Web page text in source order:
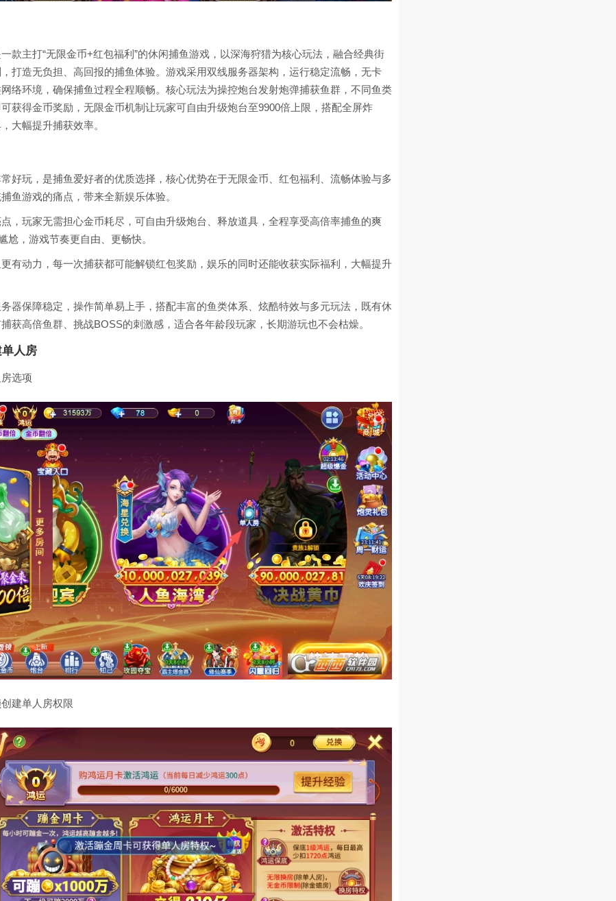
款主打“无限金币+红包福利”的休闲捕鱼游戏，以深海狩猎为核心玩法，融合经典街
打造无负担、高回报的捕鱼体验。游戏采用双线服务器架构，运行稳定流畅，无卡
络环境，确保捕鱼过程全程顺畅。核心玩法为操控炮台发射炮弹捕获鱼群，不同鱼类
获得金币奖励，无限金币机制让玩家可自由升级炮台至9900倍上限，搭配全屏炸
大幅提升捕获效率。
好玩，是捕鱼爱好者的优质选择，核心优势在于无限金币、红包福利、流畅体验与多
鱼游戏的痛点，带来全新娱乐体验。
，玩家无需担心金币耗尽，可自由升级炮台、释放道具，全程享受高倍率捕鱼的爽
尬，游戏节奏更自由、更畅快。
有动力，每一次捕获都可能解锁红包奖励，娱乐的同时还能收获实际福利，大幅提升
器保障稳定，操作简单易上手，搭配丰富的鱼类体系、炫酷特效与多元玩法，既有休
获高倍鱼群、挑战BOSS的刺激感，适合各年龄段玩家，长期游玩也不会枯燥。
人房
选项
建单人房权限